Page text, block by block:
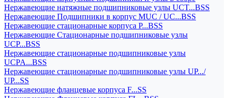
Нержавеющие натяжные подшипниковые узлы UCT...BSS
Нержавеющие Подшипники в корпус MUC / UC...BSS
Нержавеющие стационарные корпуса P...BSS
Нержавеющие Стационарные подшипниковые узлы
UCP...BSS
Нержавеющие стационарные подшипниковые узлы
UCPA...BSS
Нержавеющие стационарные подшипниковые узлы UP.../
UP...SS
Нержавеющие фланцевые корпуса F...SS